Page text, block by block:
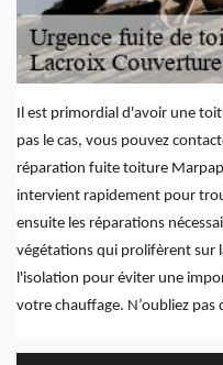
Il est primordial d'avoir une
pas le cas, vous pouvez
réparation fuite toiture
intervient rapidement pour
ensuite les réparations
végétations qui prolifèrent sur
l'isolation pour éviter une
votre chauffage. N’oubliez